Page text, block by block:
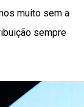
muito sem a
sempre